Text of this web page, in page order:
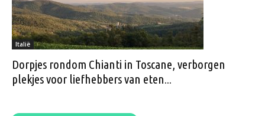
Italië
Dorpjes rondom Chianti in Toscane, verborgen
plekjes voor liefhebbers van eten...